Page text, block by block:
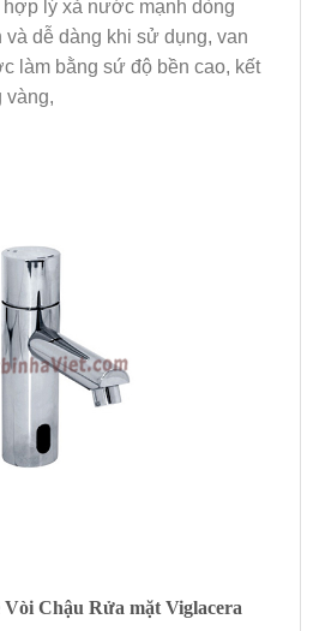
lý xả nước mạnh dòng
và dễ dàng khi sử dụng, van
làm bằng sứ độ bền cao, kết
vàng,
Chậu Rửa mặt Viglacera